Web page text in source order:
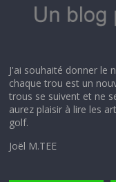
J'ai souhaité donner le
chaque trou est un
trous se suivent et ne
aurez plaisir à lire les
golf.
Joël M.TEE